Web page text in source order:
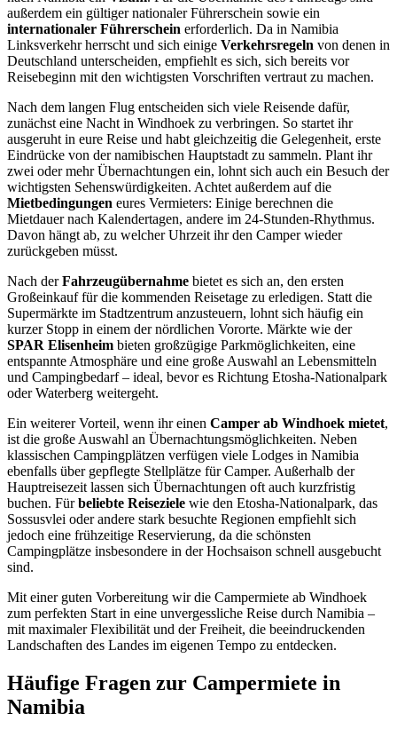
außerdem ein gültiger nationaler Führerschein sowie ein
internationaler Führerschein erforderlich. Da in Namibia
Linksverkehr herrscht und sich einige Verkehrsregeln von denen in
Deutschland unterscheiden, empfiehlt es sich, sich bereits vor
Reisebeginn mit den wichtigsten Vorschriften vertraut zu machen.
Nach dem langen Flug entscheiden sich viele Reisende dafür,
zunächst eine Nacht in Windhoek zu verbringen. So startet ihr
ausgeruht in eure Reise und habt gleichzeitig die Gelegenheit, erste
Eindrücke von der namibischen Hauptstadt zu sammeln. Plant ihr
zwei oder mehr Übernachtungen ein, lohnt sich auch ein Besuch der
wichtigsten Sehenswürdigkeiten. Achtet außerdem auf die
Mietbedingungen eures Vermieters: Einige berechnen die
Mietdauer nach Kalendertagen, andere im 24-Stunden-Rhythmus.
Davon hängt ab, zu welcher Uhrzeit ihr den Camper wieder
zurückgeben müsst.
Nach derFahrzeugübernahme bietet es sich an, den ersten
Großeinkauf für die kommenden Reisetage zu erledigen. Statt die
Supermärkte im Stadtzentrum anzusteuern, lohnt sich häufig ein
kurzer Stopp in einem der nördlichen Vororte. Märkte wie der
SPAR Elisenheim bieten großzügige Parkmöglichkeiten, eine
entspannte Atmosphäre und eine große Auswahl an Lebensmitteln
und Campingbedarf – ideal, bevor es Richtung Etosha-Nationalpark
oder Waterberg weitergeht.
Ein weiterer Vorteil, wenn ihr einen Camper ab Windhoek mietet,
ist die große Auswahl an Übernachtungsmöglichkeiten. Neben
klassischen Campingplätzen verfügen viele Lodges in Namibia
ebenfalls über gepflegte Stellplätze für Camper. Außerhalb der
Hauptreisezeit lassen sich Übernachtungen oft auch kurzfristig
buchen. Fürbeliebte Reiseziele wie den Etosha-Nationalpark, das
Sossusvlei oder andere stark besuchte Regionen empfiehlt sich
jedoch eine frühzeitige Reservierung, da die schönsten
Campingplätze insbesondere in der Hochsaison schnell ausgebucht
sind.
Mit einer guten Vorbereitung wir die Campermiete ab Windhoek
zum perfekten Start in eine unvergessliche Reise durch Namibia –
mit maximaler Flexibilität und der Freiheit, die beeindruckenden
Landschaften des Landes im eigenen Tempo zu entdecken.
Häufige Fragen zur Campermiete in
Namibia